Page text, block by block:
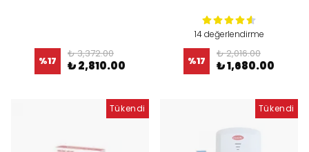
%17
₺ 3,372.00
₺ 2,810.00
14 değerlendirme
%17
₺ 2,016.00
₺ 1,680.00
Tükendi Tükendi